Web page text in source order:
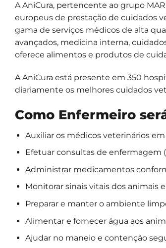
A AniCura, pertencente ao grupo
europeus de prestação de cuidados
gama de serviços médicos de alta
avançados, medicina interna,
oferece alimentos e produtos de
A AniCura está presente em 350
diariamente os melhores cuidados
Como Enfermeiro
Auxiliar os médicos veterinários
Efetuar consultas de enfermagem
Administrar medicamentos
Monitorar sinais vitais dos animais
Preparar e manter o ambiente
Alimentar e fornecer água aos
Ajudar no maneio e contenção